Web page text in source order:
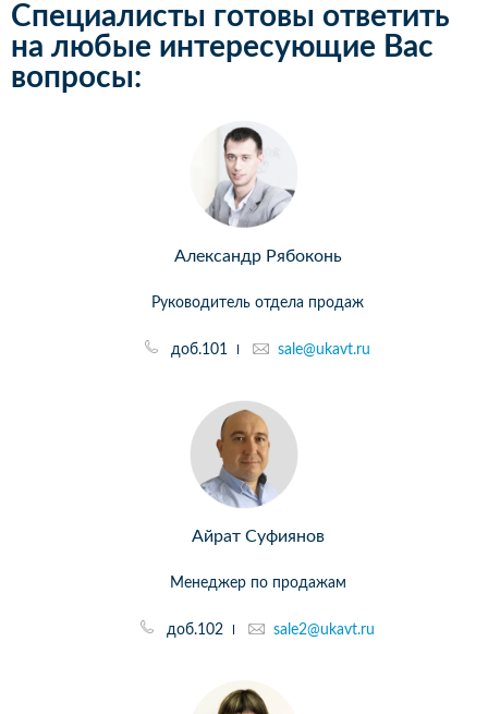
Специалисты готовы ответить
на любые интересующие Вас
вопросы:
Александр Рябоконь
Руководитель отдела продаж
доб.101 sale@ukavt.ru
Айрат Суфиянов
Менеджер по продажам
доб.102 sale2@ukavt.ru